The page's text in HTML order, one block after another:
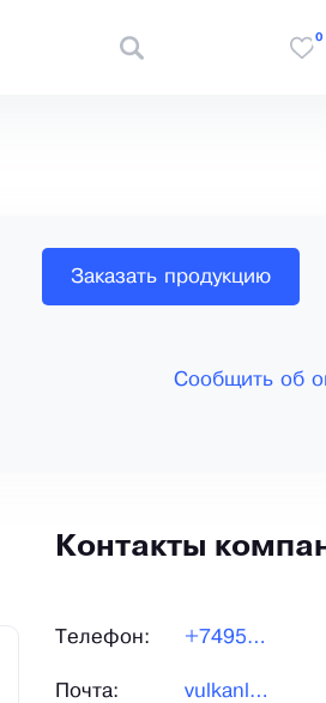
0
Заказать продукцию
Сообщить об
Контакты
Телефон: +74957974336
Почта: vulkanlvc@mail.ru